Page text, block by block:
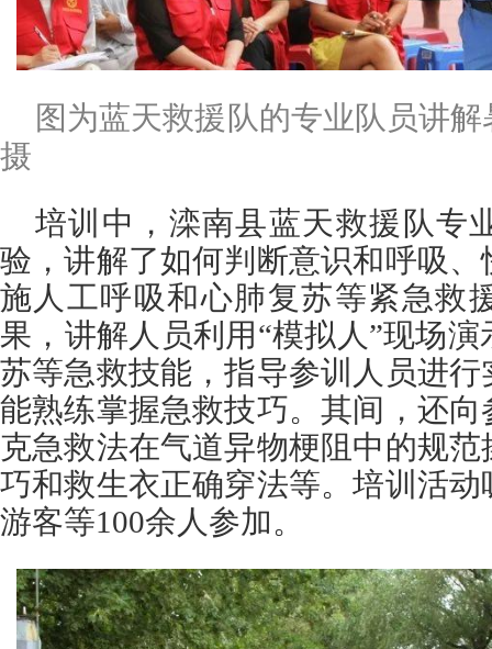
图为蓝天救援队的专业队员讲
摄
培训中，滦南县蓝天救援队专
验，讲解了如何判断意识和呼吸
施人工呼吸和心肺复苏等紧急救
果，讲解人员利用“模拟人”现场
苏等急救技能，指导参训人员进
能熟练掌握急救技巧。其间，还
克急救法在气道异物梗阻中的规
巧和救生衣正确穿法等。培训活
游客等100余人参加。